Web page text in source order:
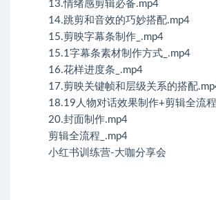
13.情绪感剪辑必备.mp4
14.跳剪和音效的巧妙搭配.mp4
15.剪映字幕条制作_.mp4
15.1字幕条素材制作方式_.mp4
16.花样进度条_.mp4
17.剪映关键帧和层级关系的搭配
18.19人物对话效果制作+剪辑全流
20.封面制作.mp4
剪辑全流程_.mp4
小红书训练营-大咖分享会